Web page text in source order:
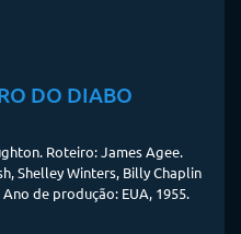
DO DIABO
Roteiro: James Agee.
Shelley Winters, Billy Chaplin
de produção: EUA, 1955.